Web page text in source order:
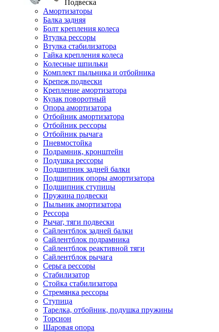
Подвеска
Амортизаторы
Балка задняя
Болт крепления колеса
Втулка рессоры
Втулка стабилизатора
Гайка крепления колеса
Колесные шпильки
Комплект пыльника и отбойника
Крепеж подвески
Крепление амортизатора
Кулак поворотный
Опора амортизатора
Отбойник амортизатора
Отбойник рессоры
Отбойник рычага
Пневмостойка
Подрамник, кронштейн
Подушка рессоры
Подшипник задней балки
Подшипник опоры амортизатора
Подшипник ступицы
Пружина подвески
Пыльник амортизатора
Рессора
Рычаг, тяги подвески
Сайлентблок задней балки
Сайлентблок подрамника
Сайлентблок реактивной тяги
Сайлентблок рычага
Серьга рессоры
Стабилизатор
Стойка стабилизатора
Стремянка рессоры
Ступица
Тарелка, отбойник, подушка пружины
Торсион
Шаровая опора